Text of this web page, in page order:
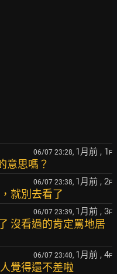
06/07 23:28, 1月前 , 1 F
意思嗎？
06/07 23:38, 1月前 , 2F
就別去看了
06/07 23:39, 1月前 , 3F
沒看過的肯定罵地居
06/07 23:40, 1月前 , 4F
覺得還不差啦